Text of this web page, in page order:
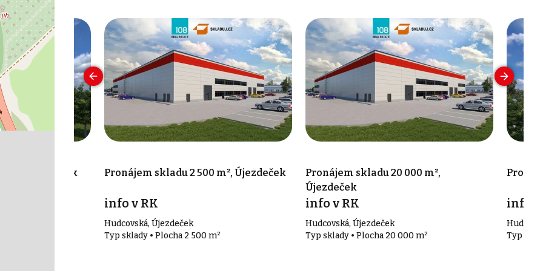
m², Újezdeček Pronájem skladu 2 500 m², Újezdeček
info v RK
Hudcovská, Újezdeček
Typ sklady • Plocha 2 500 m²
Pronájem skladu 20 000 m²,
Újezdeček
info v RK
Hudcovská, Újezdeček
Typ sklady • Plocha 20 000 m²
info v
Typ